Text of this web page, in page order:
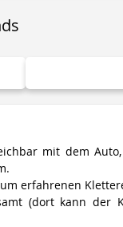
mit dem
erfahrenen
(dort kann der